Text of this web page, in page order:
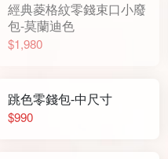
經典菱格紋零錢束口小廢
包-莫蘭迪色
$1,980
跳色零錢包-中尺寸
$990